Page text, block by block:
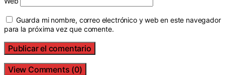
Guarda mi nombre, correo electrónico y web en este navegador
para la próxima vez que comente.
View Comments (0)